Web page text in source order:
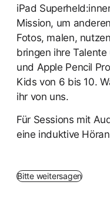
iPad
Mission, um
Fotos, malen,
bringen ihre
und Apple Pencil
Kids von 6 bis 10.
ihr von uns.
Für Sessions mit
eine induktive
Bitte weitersagen